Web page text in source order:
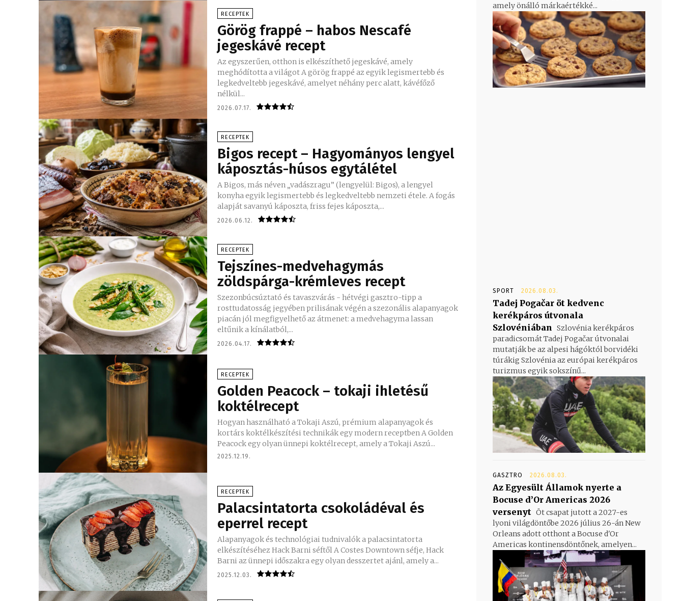
RECEPTEK
Görög frappé – habos Nescafé
jegeskávé recept
Az egyszerűen, otthon is elkészíthető jegeskávé, amely
meghódította a világot A görög frappé az egyik legismertebb és
legkedveltebb jegeskávé, amelyet néhány perc alatt, kávéfőző
nélkül...
2026.07.17.
RECEPTEK
Bigos recept – Hagyományos lengyel
káposztás-húsos egytálétel
A Bigos, más néven „vadászragu” (lengyelül: Bigos), a lengyel
konyha egyik legismertebb és legkedveltebb nemzeti étele. A fogás
alapját savanyú káposzta, friss fejes káposzta,...
2026.06.12.
RECEPTEK
Tejszínes-medvehagymás
zöldspárga-krémleves recept
Szezonbúcsúztató és tavaszvárás - hétvégi gasztro-tipp a
rosttudatosság jegyében prilisának végén a szezonális alapanyagok
piacán jól megfigyelhető az átmenet: a medvehagyma lassan
eltűnik a kínálatból,...
2026.04.17.
RECEPTEK
Golden Peacock – tokaji ihletésű
koktélrecept
Hogyan használható a Tokaji Aszú, prémium alapanyagok és
kortárs koktélkészítési technikák egy modern receptben A Golden
Peacock egy olyan ünnepi koktélrecept, amely a Tokaji Aszú...
2025.12.19.
RECEPTEK
Palacsintatorta csokoládéval és
eperrel recept
Alapanyagok és technológiai tudnivalók a palacsintatorta
elkészítéséhez Hack Barni séftől A Costes Downtown séfje, Hack
Barni az ünnepi időszakra egy olyan desszertet ajánl, amely a...
2025.12.03.
amely önálló márkaértékké...
SPORT 2026.08.03.
Tadej Pogačar öt kedvenc
kerékpáros útvonala
Szlovéniában Szlovénia kerékpáros
paradicsomát Tadej Pogačar útvonalai
mutatják be az alpesi hágóktól borvidéki
túrákig Szlovénia az európai kerékpáros
turizmus egyik sokszínű...
GASZTRO 2026.08.03.
Az Egyesült Államok nyerte a
Bocuse d’Or Americas 2026
versenyt Öt csapat jutott a 2027-es
lyoni világdöntőbe 2026 július 26-án New
Orleans adott otthont a Bocuse d'Or
Americas kontinensdöntőnek, amelyen...